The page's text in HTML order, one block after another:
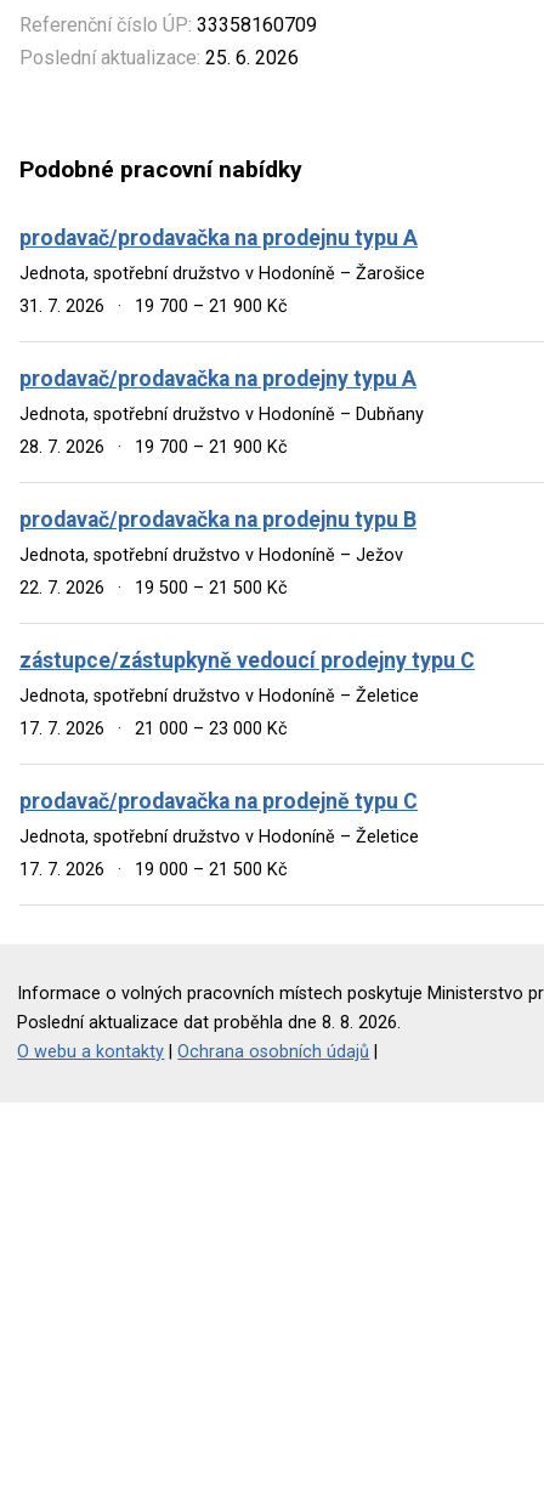
Referenční číslo ÚP: 33358160709
Poslední aktualizace: 25. 6. 2026
Podobné pracovní nabídky
prodavač/prodavačka na prodejnu typu A
Jednota, spotřební družstvo v Hodoníně – Žarošice
31. 7. 2026
· 19 700 – 21 900 Kč
prodavač/prodavačka na prodejny typu A
Jednota, spotřební družstvo v Hodoníně – Dubňany
28. 7. 2026
· 19 700 – 21 900 Kč
prodavač/prodavačka na prodejnu typu B
Jednota, spotřební družstvo v Hodoníně – Ježov
22. 7. 2026
· 19 500 – 21 500 Kč
zástupce/zástupkyně vedoucí prodejny typu C
Jednota, spotřební družstvo v Hodoníně – Želetice
17. 7. 2026
· 21 000 – 23 000 Kč
prodavač/prodavačka na prodejně typu C
Jednota, spotřební družstvo v Hodoníně – Želetice
17. 7. 2026
· 19 000 – 21 500 Kč
Informace o volných pracovních místech poskytuje Ministerstvo
Poslední aktualizace dat proběhla dne 8. 8. 2026.
O webu a kontakty |Ochrana osobních údajů